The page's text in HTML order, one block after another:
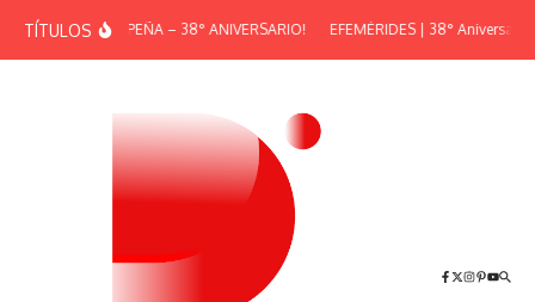
TÍTULOS¡GRAN PEÑA – 38° ANIVERSARIO! EFEMÉRIDES | 38°